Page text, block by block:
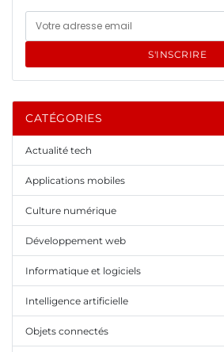
S'INSCRIRE
CATÉGORIES
Actualité tech
Applications mobiles
Culture numérique
Développement web
Informatique et logiciels
Intelligence artificielle
Objets connectés